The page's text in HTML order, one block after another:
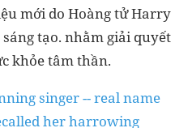
mới do Hoàng tử Harry
tạo. nhằm giải quyết
khỏe tâm thần.
singer -- real name
her harrowing